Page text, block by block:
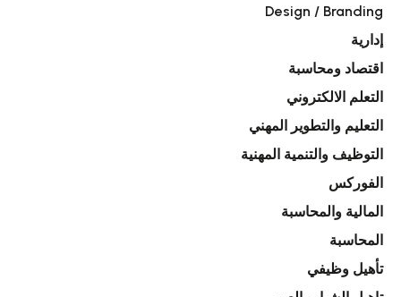
Design / Branding
إدارية
اقتصاد ومحاسبة
التعلم الالكتروني
التعليم والتطوير المهني
التوظيف والتنمية المهنية
الفوركس
المالية والمحاسبة
المحاسبة
تأهيل وظيفي